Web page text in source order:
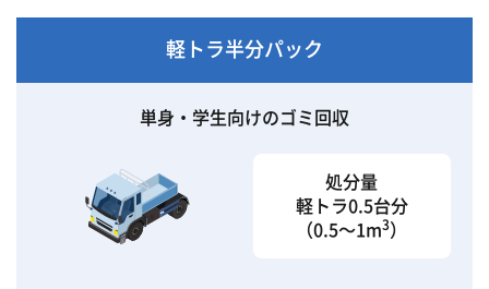
軽トラ半分パック
単身・学生向けのゴミ回収
処分量
軽トラ0.5台分
（0.5〜1m3）